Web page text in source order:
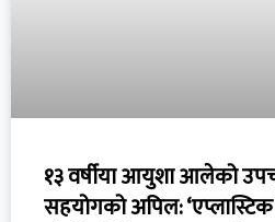
१३ वर्षीया आयुशा आलेको
सहयोगको अपिल: